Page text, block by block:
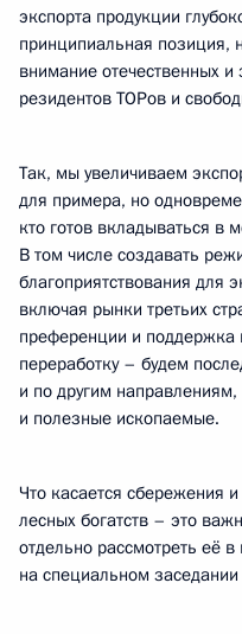
экспорта продукции
принципиальная позиция,
внимание отечественных
резидентов ТОРов и
Так, мы увеличиваем
для примера, но
кто готов вкладываться в
В том числе создавать
благоприятствования для
включая рынки третьих
преференции и поддержка
переработку – будем
и по другим
и полезные ископаемые.
Что касается сбережения
лесных богатств – это
отдельно рассмотреть её
на специальном заседании